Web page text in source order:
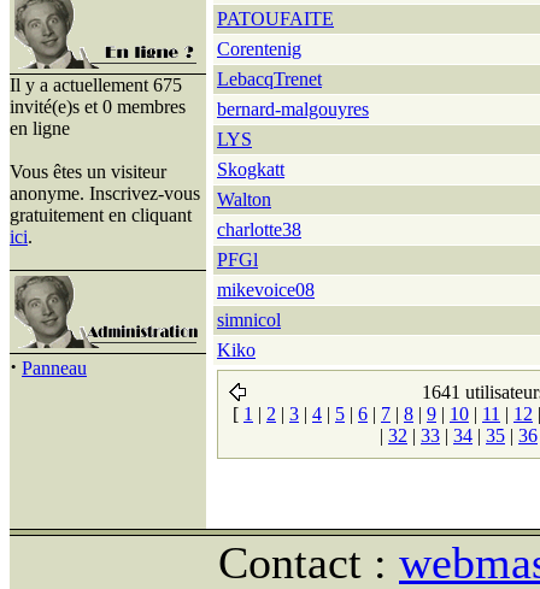
Il y a actuellement 675
invité(e)s et 0 membres
en ligne
Vous êtes un visiteur
anonyme. Inscrivez-vous
gratuitement en cliquant
ici.
· Panneau
PATOUFAITE
Corentenig
LebacqTrenet
bernard-malgouyres
LYS
Skogkatt
Walton
charlotte38
PFGl
mikevoice08
simnicol
Kiko
1641
[ 1 | 2 | 3 | 4 | 5 | 6 | 7 | 8 | 9 | 10 | 11 | 12
| 32 | 33 | 34 | 35 | 36
Contact :